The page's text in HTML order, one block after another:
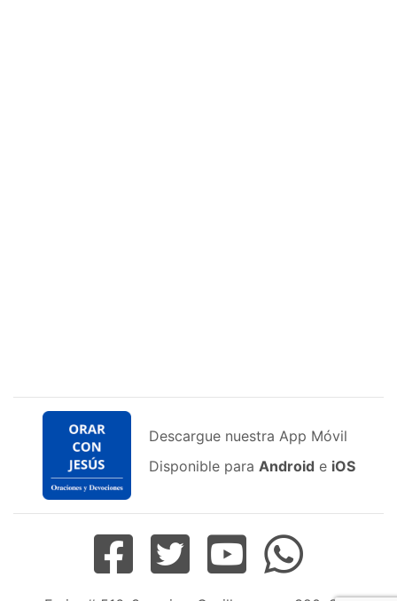
Descargue nuestra App Móvil
Disponible para Android e iOS